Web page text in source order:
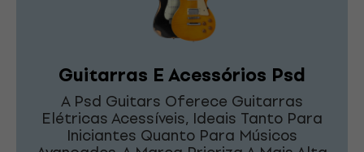
Guitarras E Acessórios Psd
A Psd Guitars Oferece Guitarras
Elétricas Acessíveis, Ideais Tanto Para
Iniciantes Quanto Para Músicos